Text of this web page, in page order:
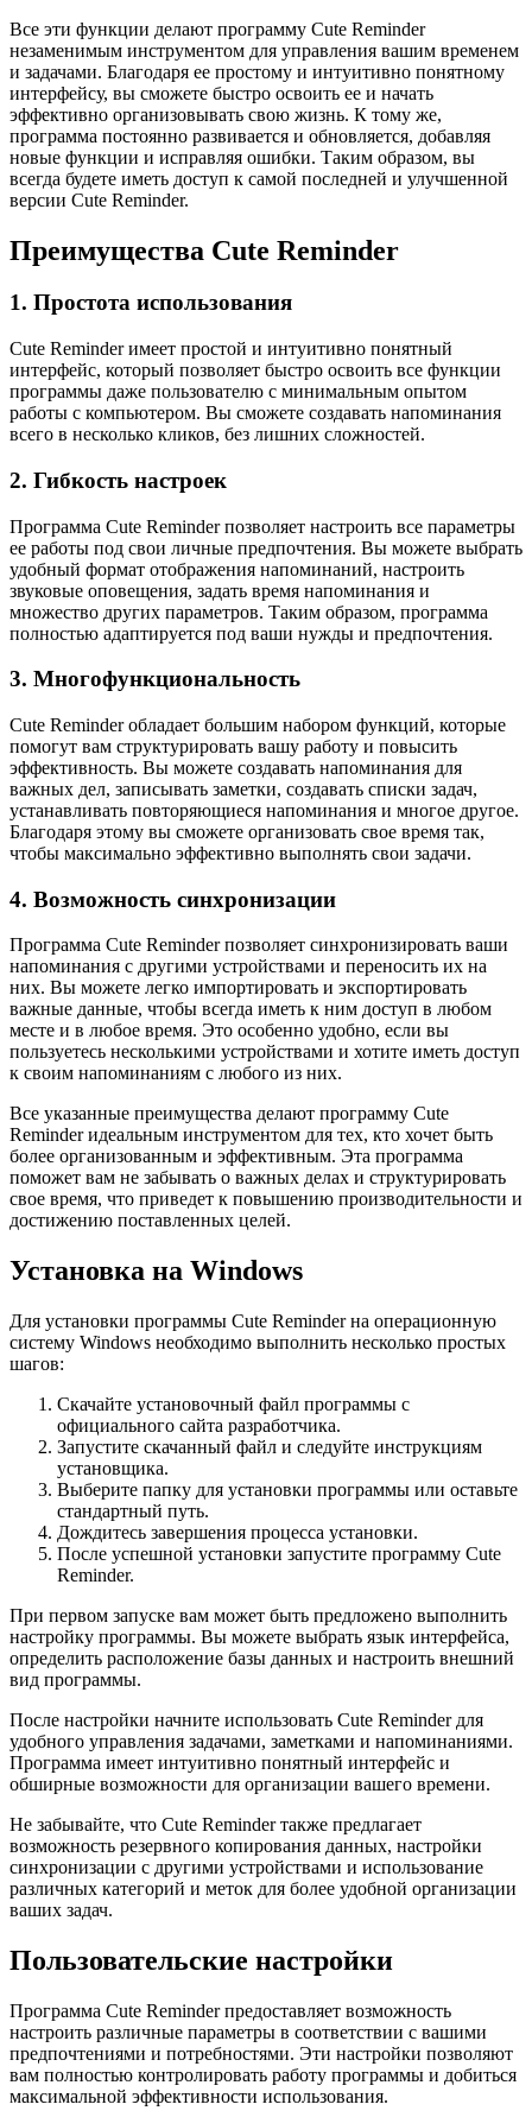
Все эти функции делают программу Cute Reminder
незаменимым инструментом для управления вашим временем
и задачами. Благодаря ее простому и интуитивно понятному
интерфейсу, вы сможете быстро освоить ее и начать
эффективно организовывать свою жизнь. К тому же,
программа постоянно развивается и обновляется, добавляя
новые функции и исправляя ошибки. Таким образом, вы
всегда будете иметь доступ к самой последней и улучшенной
версии Cute Reminder.
Преимущества Cute Reminder
1. Простота использования
Cute Reminder имеет простой и интуитивно понятный
интерфейс, который позволяет быстро освоить все функции
программы даже пользователю с минимальным опытом
работы с компьютером. Вы сможете создавать напоминания
всего в несколько кликов, без лишних сложностей.
2. Гибкость настроек
Программа Cute Reminder позволяет настроить все параметры
ее работы под свои личные предпочтения. Вы можете выбрать
удобный формат отображения напоминаний, настроить
звуковые оповещения, задать время напоминания и
множество других параметров. Таким образом, программа
полностью адаптируется под ваши нужды и предпочтения.
3. Многофункциональность
Cute Reminder обладает большим набором функций, которые
помогут вам структурировать вашу работу и повысить
эффективность. Вы можете создавать напоминания для
важных дел, записывать заметки, создавать списки задач,
устанавливать повторяющиеся напоминания и многое другое.
Благодаря этому вы сможете организовать свое время так,
чтобы максимально эффективно выполнять свои задачи.
4. Возможность синхронизации
Программа Cute Reminder позволяет синхронизировать ваши
напоминания с другими устройствами и переносить их на
них. Вы можете легко импортировать и экспортировать
важные данные, чтобы всегда иметь к ним доступ в любом
месте и в любое время. Это особенно удобно, если вы
пользуетесь несколькими устройствами и хотите иметь доступ
к своим напоминаниям с любого из них.
Все указанные преимущества делают программу Cute
Reminder идеальным инструментом для тех, кто хочет быть
более организованным и эффективным. Эта программа
поможет вам не забывать о важных делах и структурировать
свое время, что приведет к повышению производительности и
достижению поставленных целей.
Установка на Windows
Для установки программы Cute Reminder на операционную
систему Windows необходимо выполнить несколько простых
шагов:
Скачайте установочный файл программы с
официального сайта разработчика.
Запустите скачанный файл и следуйте инструкциям
установщика.
Выберите папку для установки программы или оставьте
стандартный путь.
Дождитесь завершения процесса установки.
После успешной установки запустите программу Cute
Reminder.
При первом запуске вам может быть предложено выполнить
настройку программы. Вы можете выбрать язык интерфейса,
определить расположение базы данных и настроить внешний
вид программы.
После настройки начните использовать Cute Reminder для
удобного управления задачами, заметками и напоминаниями.
Программа имеет интуитивно понятный интерфейс и
обширные возможности для организации вашего времени.
Не забывайте, что Cute Reminder также предлагает
возможность резервного копирования данных, настройки
синхронизации с другими устройствами и использование
различных категорий и меток для более удобной организации
ваших задач.
Пользовательские настройки
Программа Cute Reminder предоставляет возможность
настроить различные параметры в соответствии с вашими
предпочтениями и потребностями. Эти настройки позволяют
вам полностью контролировать работу программы и добиться
максимальной эффективности использования.